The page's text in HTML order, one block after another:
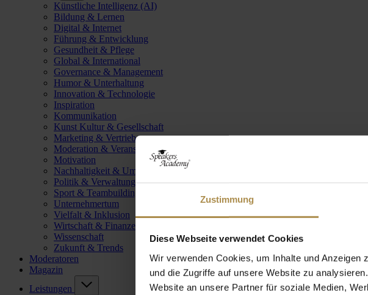
Zustimmung
Diese Webseite verwendet Cookies
Wir verwenden Cookies, um Inhalte und
und die Zugriffe auf unsere Website zu
Website an unsere Partner für soziale Medien,
Künstliche Intelligenz (AI)
Bildung & Lernen
Digital & Internet
Führung & Entwicklung
Gesundheit & Pflege
Global & International
Governance & Management
Humor & Unterhaltung
Innovation & Technologie
Inspiration
Kommunikation
Kunst Kultur & Gesellschaft
Marketing & Vertrieb
Moderation & Veranstaltungsleitung
Motivation
Nachhaltigkeit & Umwelt
Politik & Verwaltung
Sport & Teambuilding
Unternehmertum
Vielfalt & Inklusion
Wirtschaft & Finanzen
Wissenschaft
Zukunft & Trends
Moderatoren
Magazin
Leistungen